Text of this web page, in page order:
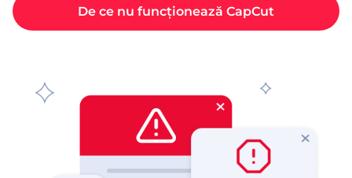
De ce nu funcționează CapCut